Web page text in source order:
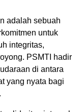
adalah sebuah
untuk
integritas,
PSMTI hadir
di antara
yang nyata bagi